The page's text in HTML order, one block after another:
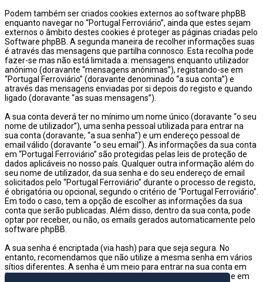
Podem também ser criados cookies externos ao software phpBB
enquanto navegar no “Portugal Ferroviário”, ainda que estes sejam
externos o âmbito destes cookies é proteger as páginas criadas pelo
Software phpBB. A segunda maneira de recolher informações suas
é através das mensagens que partilha connosco. Esta recolha pode
fazer-se mas não está limitada a: mensagens enquanto utilizador
anónimo (doravante “mensagens anónimas”), registando-se em
“Portugal Ferroviário” (doravante denominado “a sua conta”) e
através das mensagens enviadas por si depois do registo e quando
ligado (doravante “as suas mensagens”).
A sua conta deverá ter no mínimo um nome único (doravante “o seu
nome de utilizador”), uma senha pessoal utilizada para entrar na
sua conta (doravante, “a sua senha”) e um endereço pessoal de
email válido (doravante “o seu email”). As informações da sua conta
em “Portugal Ferroviário” são protegidas pelas leis de proteção de
dados aplicáveis no nosso país. Qualquer outra informação além do
seu nome de utilizador, da sua senha e do seu endereço de email
solicitados pelo “Portugal Ferroviário” durante o processo de registo,
é obrigatória ou opcional, segundo o critério de “Portugal Ferroviário”.
Em todo o caso, tem a opção de escolher as informações da sua
conta que serão publicadas. Além disso, dentro da sua conta, pode
optar por receber, ou não, os emails gerados automaticamente pelo
software phpBB.
A sua senha é encriptada (via hash) para que seja segura. No
entanto, recomendamos que não utilize a mesma senha em vários
sítios diferentes. A senha é um meio para entrar na sua conta em
“Portugal Ferroviário”, então por favor guarde-a com cuidado e em